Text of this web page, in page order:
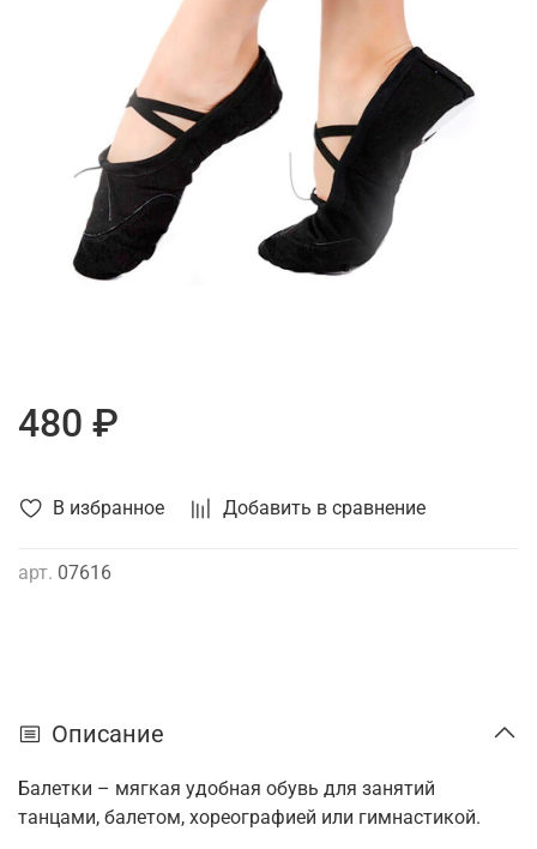
В избранное Добавить в сравнение
арт. 07616
480 ₽
Описание
Балетки – мягкая удобная обувь для занятий
танцами, балетом, хореографией или гимнастикой.